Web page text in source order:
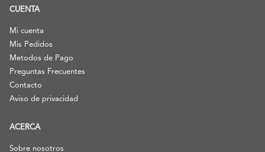
CUENTA
Mi cuenta
Mis Pedidos
Metodos de Pago
Preguntas Frecuentes
Contacto
Aviso de privacidad
ACERCA
Sobre nosotros